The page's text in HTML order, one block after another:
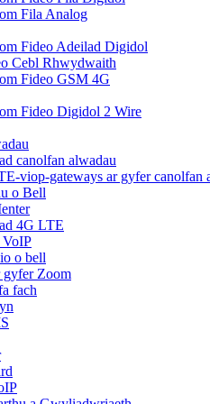
Fila Analog
Fideo Adeilad Digidol
Cebl Rhwydwaith
Fideo GSM 4G
Fideo Digidol 2 Wire
canolfan alwadau
viop-gateways ar gyfer canolfan
o Bell
4G LTE
o bell
gyfer Zoom
fach